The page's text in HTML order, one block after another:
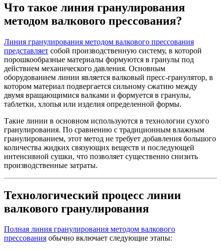
Что такое линия гранулирования
методом валкового прессования?
Линия гранулирования методом валкового прессования
представляет собой производственную систему, в которой
порошкообразные материалы формуются в гранулы под
действием механического давления. Основным
оборудованием линии является валковый пресс-гранулятор, в
котором материал подвергается сильному сжатию между
двумя вращающимися валками и формуется в гранулы,
таблетки, хлопья или изделия определенной формы.
Такие линии в основном используются в технологии сухого
гранулирования. По сравнению с традиционным влажным
гранулированием, этот метод не требует добавления большого
количества жидких связующих веществ и последующей
интенсивной сушки, что позволяет существенно снизить
производственные затраты.
Технологический процесс линии
валкового гранулирования
Полная линия гранулирования методом валкового
прессования обычно включает следующие этапы: